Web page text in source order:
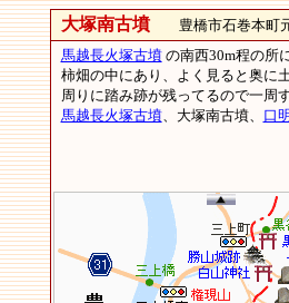
大塚南古墳豊橋市石巻本町
馬越長火塚古墳の南西30m程の所
柿畑の中にあり、よく見ると奥に
周りに踏み跡が残ってるので一周
馬越長火塚古墳、大塚南古墳、 口